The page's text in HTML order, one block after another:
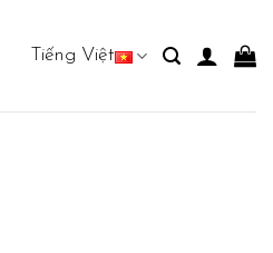
Tiếng Việt